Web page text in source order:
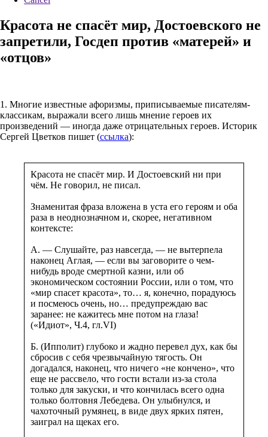
Красота не спасёт мир, Достоевского не
запретили, Госдеп против «матерей» и
«отцов»
1. Многие известные афоризмы, приписываемые писателям-
классикам, выражали всего лишь мнение героев их
произведений — иногда даже отрицательных героев. Историк
Сергей Цветков пишет (ссылка):
Красота не спасёт мир. И Достоевский ни при
чём. Не говорил, не писал.
Знаменитая фраза вложена в уста его героям и оба
раза в неоднозначном и, скорее, негативном
контексте:
А. — Слушайте, раз навсегда, — не вытерпела
наконец Аглая, — если вы заговорите о чем-
нибудь вроде смертной казни, или об
экономическом состоянии России, или о том, что
«мир спасет красота», то… я, конечно, порадуюсь
и посмеюсь очень, но… предупреждаю вас
заранее: не кажитесь мне потом на глаза!
(«Идиот», Ч.4, гл.VI)
Б. (Ипполит) глубоко и жадно перевел дух, как бы
сбросив с себя чрезвычайную тягость. Он
догадался, наконец, что ничего «не кончено», что
еще не рассвело, что гости встали из-за стола
только для закуски, и что кончилась всего одна
только болтовня Лебедева. Он улыбнулся, и
чахоточный румянец, в виде двух ярких пятен,
заиграл на щеках его.